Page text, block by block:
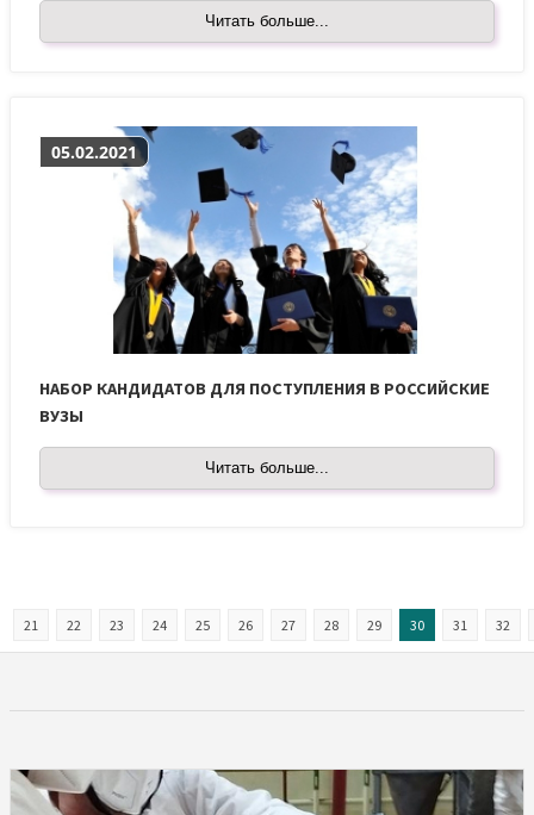
Читать больше...
05.02.2021
НАБОР КАНДИДАТОВ ДЛЯ ПОСТУПЛЕНИЯ В РОССИЙСКИЕ
ВУЗЫ
Читать больше...
21 22 23 24 25 26 27 28 29 30 31 32